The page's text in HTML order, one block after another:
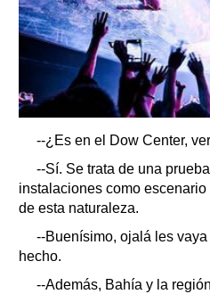
--¿Es en el Dow Center,
--Sí. Se trata de una
instalaciones como
de esta naturaleza.
--Buenísimo, ojalá les
hecho.
--Además, Bahía y la